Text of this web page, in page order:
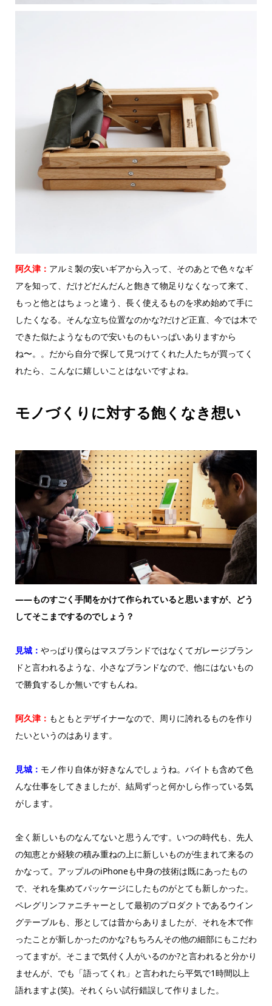
阿久津： アルミ製の安いギアから入って、そのあとで色々なギ
アを知って、だけどだんだんと飽きて物足りなくなって来て、
もっと他とはちょっと違う、長く使えるものを求め始めて手に
したくなる。そんな立ち位置なのかな?だけど正直、今では木で
できた似たようなもので安いものもいっぱいありますから
ね〜。。だから自分で探して見つけてくれた人たちが買ってく
れたら、こんなに嬉しいことはないですよね。
モノづくりに対する飽くなき想い
——ものすごく手間をかけて作られていると思いますが、どう
してそこまでするのでしょう？
見城： やっぱり僕らはマスブランドではなくてガレージブラン
ドと言われるような、小さなブランドなので、他にはないもの
で勝負するしか無いですもんね。
阿久津： もともとデザイナーなので、周りに誇れるものを作り
たいというのはあります。
見城： モノ作り自体が好きなんでしょうね。バイトも含めて色
んな仕事をしてきましたが、結局ずっと何かしら作っている気
がします。
全く新しいものなんてないと思うんです。いつの時代も、先人
の知恵とか経験の積み重ねの上に新しいものが生まれて来るの
かなって。アップルのiPhoneも中身の技術は既にあったもの
で、それを集めてパッケージにしたものがとても新しかった。
ペレグリンファニチャーとして最初のプロダクトであるウイン
グテーブルも、形としては昔からありましたが、それを木で作
ったことが新しかったのかな?もちろんその他の細部にもこだわ
ってますが。そこまで気付く人がいるのか?と言われると分かり
ませんが、でも「語ってくれ」と言われたら平気で1時間以上
語れますよ(笑)。それくらい試行錯誤して作りました。